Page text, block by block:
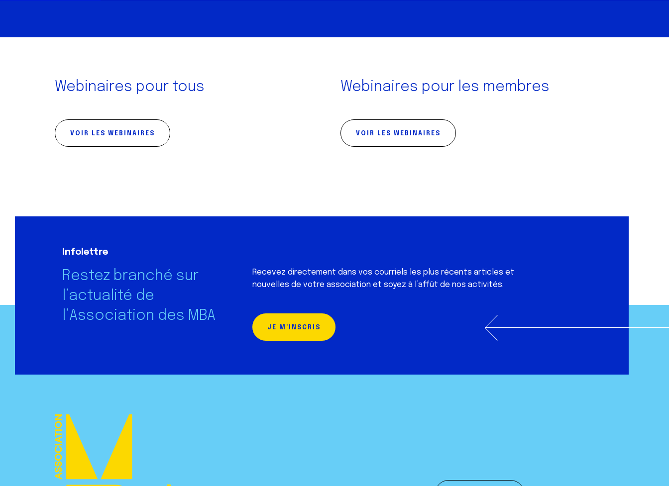
Webinaires pour tous
VOIR LES WEBINAIRES
Webinaires pour les membres
VOIR LES WEBINAIRES
Infolettre
Restez branché sur
l’actualité de
l’Association des MBA
Recevez directement dans vos courriels les plus récents articles et
nouvelles de votre association et soyez à l’affût de nos activités.
JE M’INSCRIS